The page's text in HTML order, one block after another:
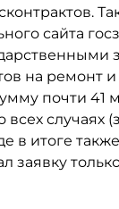
сайта
на ремонт и
почти 41
всех случаях
в итоге
заявку